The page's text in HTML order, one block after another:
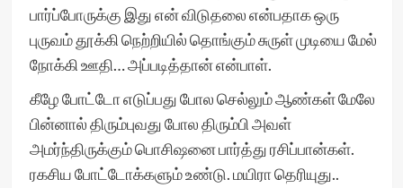
பார்ப்போருக்கு இது என் விடுதலை என்பதாக ஒரு
புருவம் தூக்கி நெற்றியில் தொங்கும் சுருள் முடியை மேல்
நோக்கி ஊதி… அப்படித்தான் என்பாள்.
கீழே போட்டோ எடுப்பது போல செல்லும் ஆண்கள் மேலே
பின்னால் திரும்புவது போல திரும்பி அவள்
அமர்ந்திருக்கும் பொசிஷனை பார்த்து ரசிப்பான்கள்.
ரகசிய போட்டோக்களும் உண்டு. மயிரா தெரியுது..